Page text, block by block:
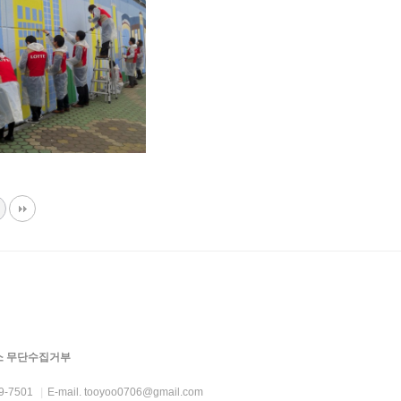
무단수집거부
7501 E-mail. tooyoo0706@gmail.com